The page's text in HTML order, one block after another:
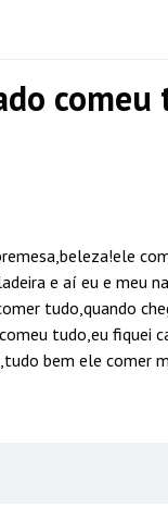
comeu
e aí eu e meu
tudo,quando
tudo,eu fiquei
bem ele comer